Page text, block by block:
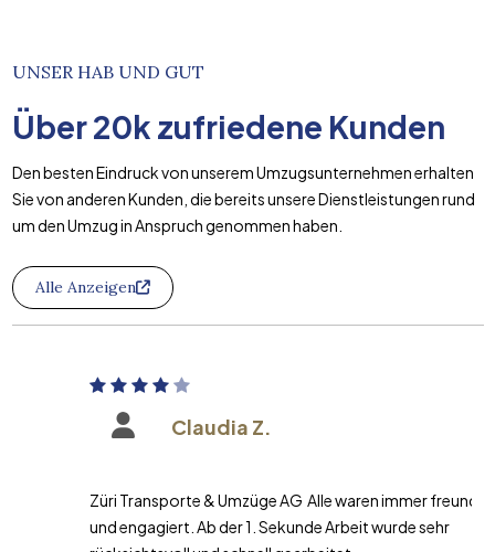
UNSER HAB UND GUT
Über20k zufriedene Kunden
Den besten Eindruck von unserem Umzugsunternehmen erhalten
Sie von anderen Kunden, die bereits unsere Dienstleistungen rund
um den Umzug in Anspruch genommen haben.
Alle Anzeigen
Claudia Z.
Züri Transporte & Umzüge AG Alle waren immer freundlich
und engagiert. Ab der 1. Sekunde Arbeit wurde sehr